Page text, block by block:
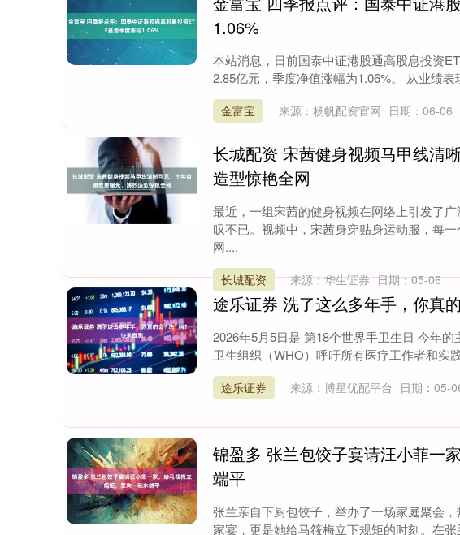
1.06%
本站消息，日前国泰中证港股通高股息投资
2.85亿元，季度净值涨幅为1.06%。 从业绩
金富宝 来源：杨帆配资官网 日期：06-06
长城配资 宋茜健身视频马甲线清
造型惊艳全网
最近，一组宋茜的健身视频在网络上引发了
叹不已。视频中，宋茜身穿贴身运动服，每
网....
长城配资 来源：华生证券 日期：05-06
途乐证券 洗了这么多年手，你真
2026年5月5日是 第18个世界手卫生日 今年
卫生组织（WHO）呼吁所有医疗工作者和实
途乐证券 来源：博星优配平台 日期：05-
锦盈多 张兰包饺子宴请汪小菲一
端平
张兰亲自下厨包饺子，举办了一场家庭聚会
家宴，更是她给马筱梅立下规矩的时刻。在